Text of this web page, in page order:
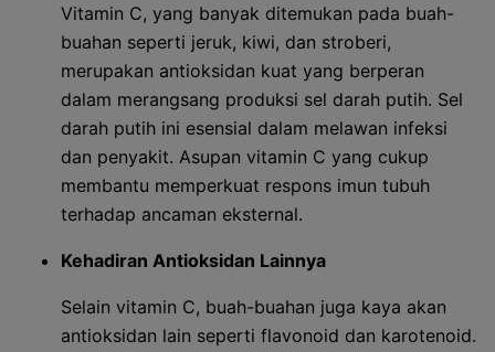
Vitamin C, yang banyak ditemukan pada buah-
buahan seperti jeruk, kiwi, dan stroberi,
merupakan antioksidan kuat yang berperan
dalam merangsang produksi sel darah putih. Sel
darah putih ini esensial dalam melawan infeksi
dan penyakit. Asupan vitamin C yang cukup
membantu memperkuat respons imun tubuh
terhadap ancaman eksternal.
Kehadiran Antioksidan Lainnya
Selain vitamin C, buah-buahan juga kaya akan
antioksidan lain seperti flavonoid dan karotenoid.